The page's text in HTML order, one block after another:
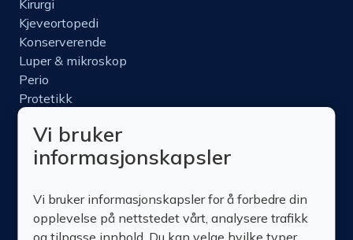
Kirurgi
Kjeveortopedi
Konserverende
Luper & mikroskop
Perio
Protetikk
Nettbutikk
Produktinfo
Om oss
Kontakt oss
Vi bruker
informasjonskapsler
Vi bruker informasjonskapsler for å forbedre din
opplevelse på nettstedet vårt, analysere trafikk
og tilpasse innhold. Du kan velge hvilke typer